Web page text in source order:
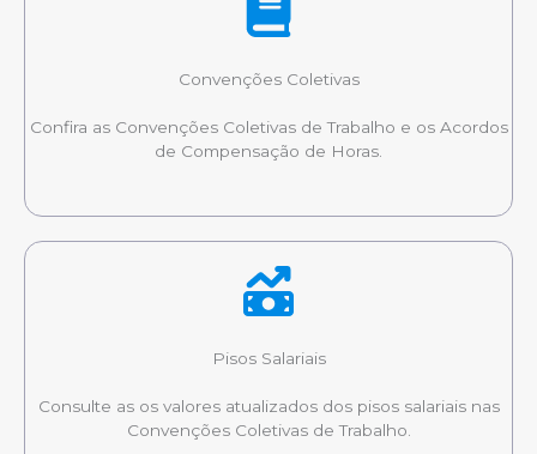
Convenções Coletivas
Confira as Convenções Coletivas de Trabalho e os Acordos
de Compensação de Horas.
Pisos Salariais
Consulte as os valores atualizados dos pisos salariais nas
Convenções Coletivas de Trabalho.